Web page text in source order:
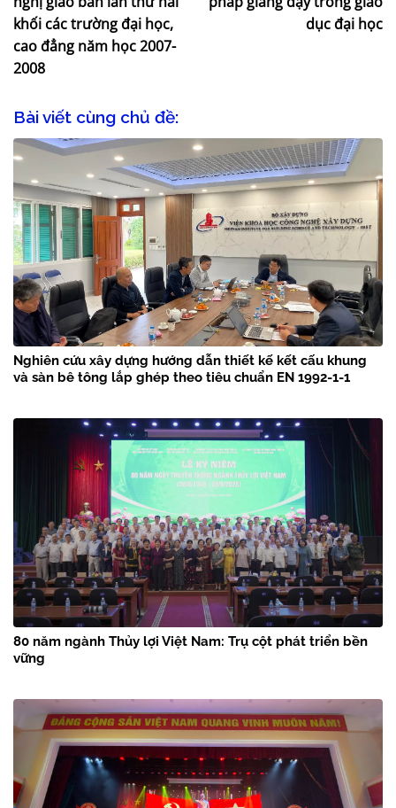
khối các trường đại học,
cao đẳng năm học 2007-
2008
dục đại học
Bài viết cùng chủ đề:
Nghiên cứu xây dựng hướng dẫn thiết kế kết cấu khung
và sàn bê tông lắp ghép theo tiêu chuẩn EN 1992-1-1
80 năm ngành Thủy lợi Việt Nam: Trụ cột phát triển bền
vững